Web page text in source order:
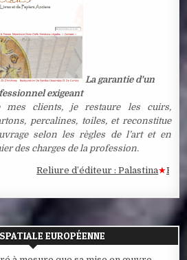
La garantie d'un
exigeant
mes clients, je restaure les cuirs,
percalines, toiles, et reconstitue
selon les règles de l’art et en
des charges de la profession.
Reliure d’éditeur : Palastina★
EUROPÉENNE